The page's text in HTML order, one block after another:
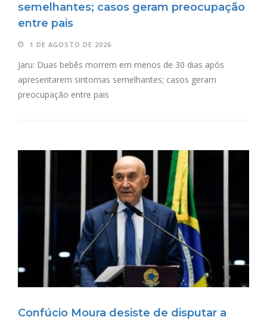
semelhantes; casos geram preocupação
entre pais
1 DE AGOSTO DE 2026
Jaru: Duas bebês morrem em menos de 30 dias após
apresentarem sintomas semelhantes; casos geram
preocupação entre pais
Confúcio Moura desiste de disputar a